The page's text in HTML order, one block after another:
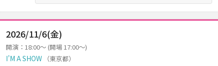
2026/11/6(金)
開演：18:00～ (開場 17:00～)
I’M A SHOW （東京都）